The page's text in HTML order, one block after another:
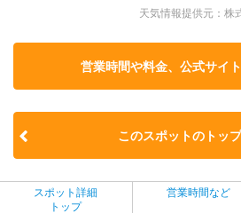
天気情報提供元：株
営業時間や料金、公式サイ
このスポットのトッ
スポット詳細
トップ
営業時間など